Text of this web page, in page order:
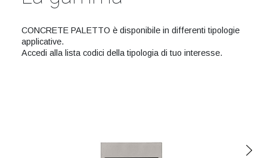
CONCRETE PALETTO è disponibile in differenti tipologie
applicative.
Accedi alla lista codici della tipologia di tuo interesse.